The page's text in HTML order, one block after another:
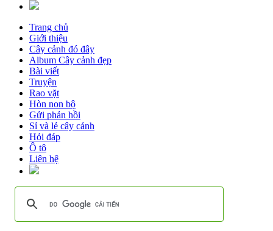
Trang chủ
Giới thiệu
Cây cảnh đó đây
Album Cây cảnh đẹp
Bài viết
Truyện
Rao vặt
Hòn non bộ
Gửi phản hồi
Sỉ và lẻ cây cảnh
Hỏi đáp
Ô tô
Liên hệ